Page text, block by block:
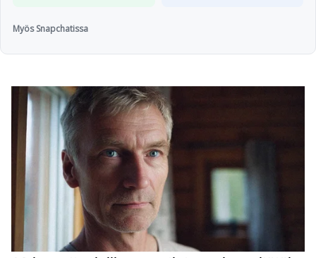
Myös Snapchatissa